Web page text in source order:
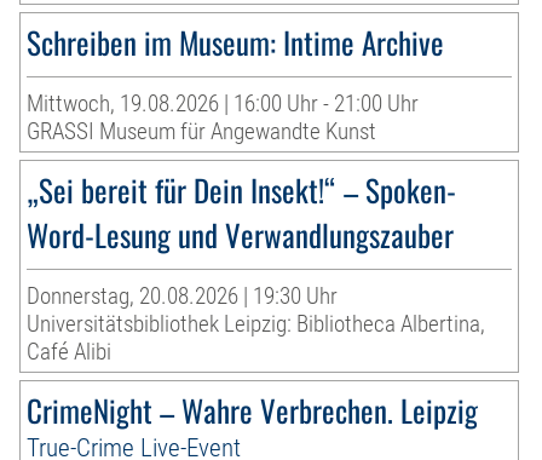
Schreiben im Museum: Intime Archive
Mittwoch, 19.08.2026 | 16:00 Uhr - 21:00 Uhr
GRASSI Museum für Angewandte Kunst
„Sei bereit für Dein Insekt!“ – Spoken-
Word-Lesung und Verwandlungszauber
Donnerstag, 20.08.2026 | 19:30 Uhr
Universitätsbibliothek Leipzig: Bibliotheca Albertina,
Café Alibi
CrimeNight – Wahre Verbrechen. Leipzig
True-Crime Live-Event